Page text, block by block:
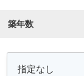
築年数